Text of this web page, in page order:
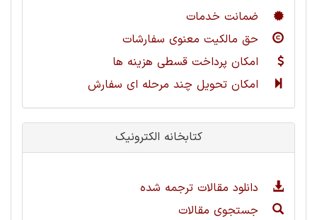
ضمانت خدمات
حق مالکیت معنوی سفارشات
امکان پرداخت قسطی هزینه ها
امکان تحویل چند مرحله ای سفارش
کتابخانه الکترونیک
دانلود مقالات ترجمه شده
جستجوی مقالات